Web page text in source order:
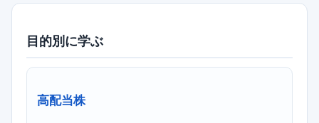
目的別に学ぶ
高配当株